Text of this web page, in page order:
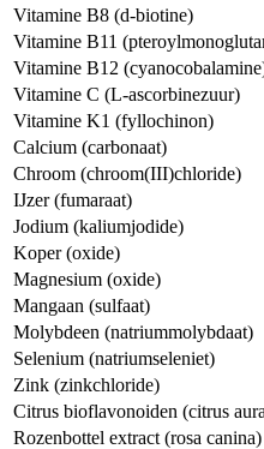
Vitamine B8 (d-biotine)
Vitamine B11
Vitamine B12
Vitamine C (L-ascorbinezuur)
Vitamine K1 (fyllochinon)
Calcium (carbonaat)
Chroom (chroom(III)chloride)
IJzer (fumaraat)
Jodium (kaliumjodide)
Koper (oxide)
Magnesium (oxide)
Mangaan (sulfaat)
Molybdeen (natriummolybdaat)
Selenium (natriumseleniet)
Zink (zinkchloride)
Citrus bioflavonoiden (citrus
Rozenbottel extract (rosa canina)